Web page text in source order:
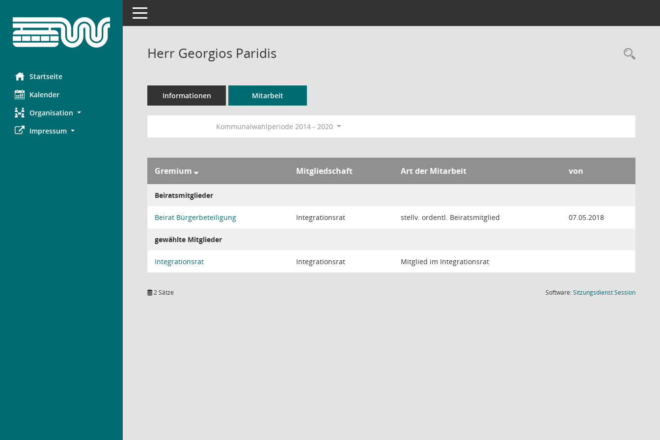
Startseite
Kalender
Organisation
Impressum
Toggle navigation
Herr Georgios Paridis
Informationen Mitarbeit
Kommunalwahlperiode 2014 - 2020
Gremium Mitgliedschaft Art der Mitarbeit von
Beiratsmitglieder
Beirat Bürgerbeteiligung Integrationsrat stellv. ordentl. Beiratsmitglied 07.05.2018
gewählte Mitglieder
Integrationsrat Integrationsrat Mitglied im Integrationsrat
2 Sätze Software:SitzungsdienstSession(Wird in